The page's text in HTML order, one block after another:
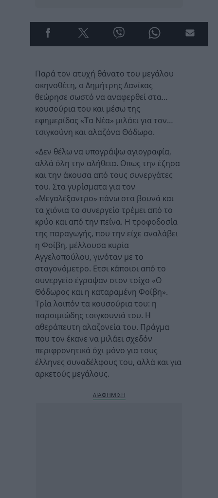
Παρά τον ατυχή θάνατο του μεγάλου
σκηνοθέτη, ο Δημήτρης Δανίκας
θεώρησε σωστό να αναφερθεί στα…
κουσούρια του και μέσω της
εφημερίδας «Τα Νέα» μιλάει για τον…
τσιγκούνη και αλαζόνα Θόδωρο.
«Δεν θέλω να υπογράψω αγιογραφία,
αλλά όλη την αλήθεια. Οπως την έζησα
και την άκουσα από τους συνεργάτες
του. Στα γυρίσματα για τον
«Μεγαλέξαντρο» πάνω στα βουνά και
τα χιόνια το συνεργείο τρέμει από το
κρύο και από την πείνα. Η τροφοδοσία
της παραγωγής, που την είχε αναλάβει
η Φοίβη, μέλλουσα κυρία
Αγγελοπούλου, γινόταν με το
σταγονόμετρο. Ετσι κάποιοι από το
συνεργείο έγραψαν στον τοίχο «Ο
Θόδωρος και η καταραμένη Φοίβη».
Τρία λοιπόν τα κουσούρια του: η
παροιμιώδης τσιγκουνιά του. Η
αθεράπευτη αλαζονεία του. Πράγμα
που τον έκανε να μιλάει σχεδόν
περιφρονητικά όχι μόνο για τους
έλληνες συναδέλφους του, αλλά και για
αρκετούς μεγάλους.
ΔΙΑΦΗΜΙΣΗ